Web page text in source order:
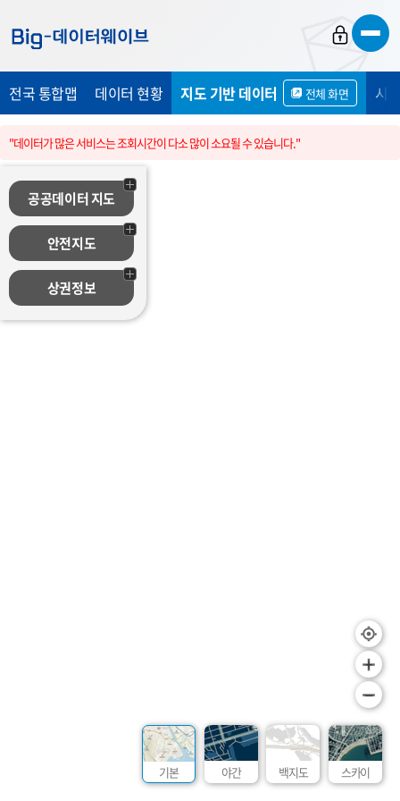
가
기
가
기
가
기
전국 통합맵 데이터 현황 지도 기반 데이터 전체 화면 시
기본 야간 백지도 스카이
"데이터가 많은 서비스는 조회시간이 다소 많이 소요될 수 있습니다."
공공데이터 지도
안전지도
상권정보
+
–